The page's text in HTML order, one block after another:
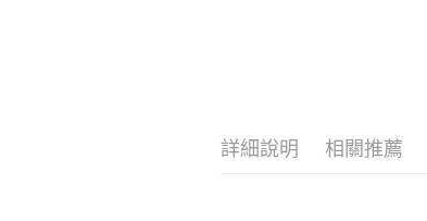
詳細說明 相關推薦